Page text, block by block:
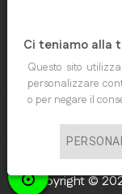
Copyright ©
Ci teniamo alla
Questo sito
personalizzare
o per negare il